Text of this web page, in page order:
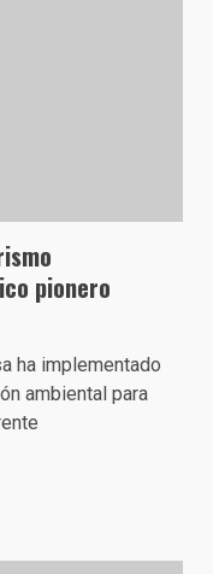
pionero
ha implementado
ambiental para